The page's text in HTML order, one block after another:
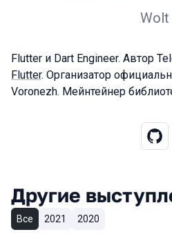
Wolt
Flutter и Dart Engineer. Aвтор
Flutter. Организатор
Voronezh. Мейнтейнер
Другие
Все 2021 2020